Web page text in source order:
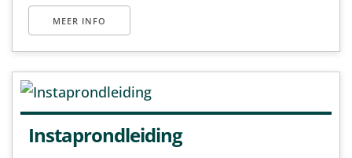
MEER INFO
Instaprondleiding